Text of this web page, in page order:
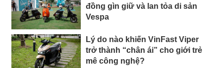
đồng gìn giữ và lan tỏa di sản
Vespa
Lý do nào khiến VinFast Viper
trở thành “chân ái” cho giới trẻ
mê công nghệ?